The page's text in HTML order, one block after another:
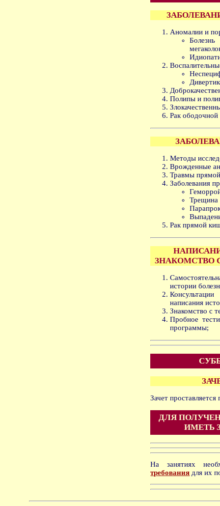
Аномалии и
Полипы и
Рак
Методы
Врожденные
Травмы
Заболевания
Трещина
Рак прямой
ЗНАКОМСТВО
истории
написания
Знакомство с
Пробное
программы;
Зачет
ДЛЯ
ИМЕТЬ
На занятиях
требования для их